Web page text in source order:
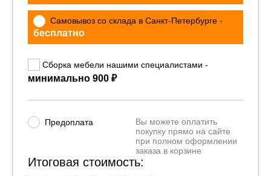
Самовывоз со склада в Санкт-Петербурге -
бесплатно
Сборка мебели нашими специалистами -
минимально 900 ₽
Предоплата
Вы можете оплатить
покупку прямо на сайте
при полном оформлении
заказа в корзине
Итоговая стоимость: